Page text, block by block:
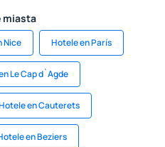
miasta
Nice Hotele en París
Le Cap d`Agde
en Cauterets
en Beziers